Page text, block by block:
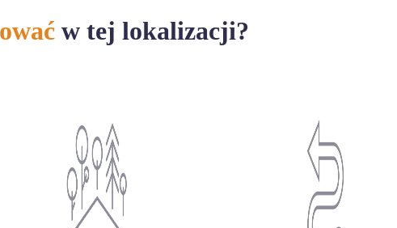
w tej lokalizacji?